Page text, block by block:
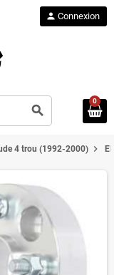
search
person Connexion
0
4 trou (1992-2000) chevron_right